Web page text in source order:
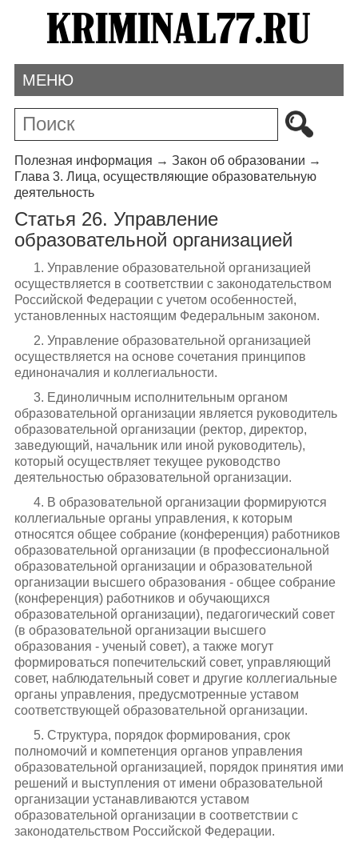
МЕНЮ
Полезная информация → Закон об образовании →
Глава 3. Лица, осуществляющие образовательную
деятельность
Статья 26. Управление
образовательной организацией
1. Управление образовательной организацией
осуществляется в соответствии с законодательством
Российской Федерации с учетом особенностей,
установленных настоящим Федеральным законом.
2. Управление образовательной организацией
осуществляется на основе сочетания принципов
единоначалия и коллегиальности.
3. Единоличным исполнительным органом
образовательной организации является руководитель
образовательной организации (ректор, директор,
заведующий, начальник или иной руководитель),
который осуществляет текущее руководство
деятельностью образовательной организации.
4. В образовательной организации формируются
коллегиальные органы управления, к которым
относятся общее собрание (конференция) работников
образовательной организации (в профессиональной
образовательной организации и образовательной
организации высшего образования - общее собрание
(конференция) работников и обучающихся
образовательной организации), педагогический совет
(в образовательной организации высшего
образования - ученый совет), а также могут
формироваться попечительский совет, управляющий
совет, наблюдательный совет и другие коллегиальные
органы управления, предусмотренные уставом
соответствующей образовательной организации.
5. Структура, порядок формирования, срок
полномочий и компетенция органов управления
образовательной организацией, порядок принятия ими
решений и выступления от имени образовательной
организации устанавливаются уставом
образовательной организации в соответствии с
законодательством Российской Федерации.